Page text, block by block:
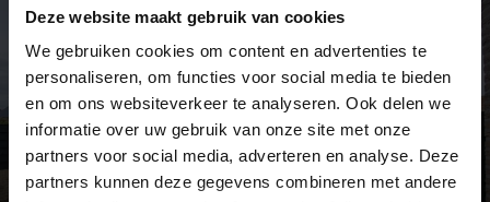
Deze website maakt gebruik van cookies
We gebruiken cookies om content en advertenties te
personaliseren, om functies voor social media te bieden
en om ons websiteverkeer te analyseren. Ook delen we
informatie over uw gebruik van onze site met onze
partners voor social media, adverteren en analyse. Deze
partners kunnen deze gegevens combineren met andere